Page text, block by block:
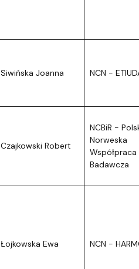
Siwińska Joanna NCN -
Czajkowski Robert
NCBiR -
Norweska
Współpraca
Badawcza
Łojkowska Ewa NCN -